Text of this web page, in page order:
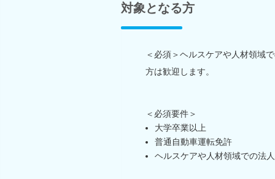
対象となる方
＜必須＞ヘルスケアや人材領域
方は歓迎します。
＜必須要件＞
大学卒業以上
普通自動車運転免許
ヘルスケアや人材領域での法